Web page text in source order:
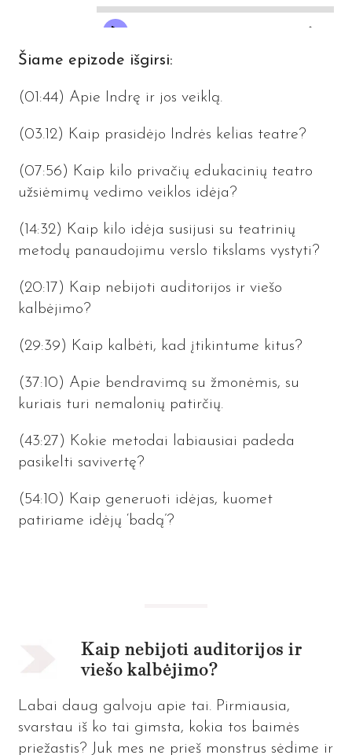
Šiame epizode išgirsi:
(01:44) Apie Indrę ir jos veiklą.
(03.12) Kaip prasidėjo Indrės kelias teatre?
(07:56) Kaip kilo privačių edukacinių teatro
užsiėmimų vedimo veiklos idėja?
(14:32) Kaip kilo idėja susijusi su teatrinių
metodų panaudojimu verslo tikslams vystyti?
(20:17) Kaip nebijoti auditorijos ir viešo
kalbėjimo?
(29:39) Kaip kalbėti, kad įtikintume kitus?
(37:10) Apie bendravimą su žmonėmis, su
kuriais turi nemalonių patirčių.
(43:27) Kokie metodai labiausiai padeda
pasikelti savivertę?
(54:10) Kaip generuoti idėjas, kuomet
patiriame idėjų ‘badą’?
Kaip nebijoti auditorijos ir
viešo kalbėjimo?
Labai daug galvoju apie tai. Pirmiausia,
svarstau iš ko tai gimsta, kokia tos baimės
priežastis? Juk mes ne prieš monstrus sėdime ir